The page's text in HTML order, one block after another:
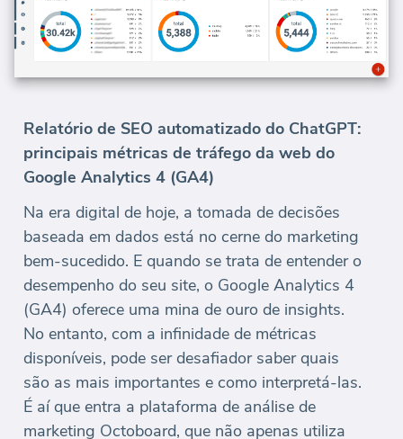
Relatório de SEO automatizado do ChatGPT:
principais métricas de tráfego da web do
Google Analytics 4 (GA4)
Na era digital de hoje, a tomada de decisões
baseada em dados está no cerne do marketing
bem-sucedido. E quando se trata de entender o
desempenho do seu site, o Google Analytics 4
(GA4) oferece uma mina de ouro de insights.
No entanto, com a infinidade de métricas
disponíveis, pode ser desafiador saber quais
são as mais importantes e como interpretá-las.
É aí que entra a plataforma de análise de
marketing Octoboard, que não apenas utiliza